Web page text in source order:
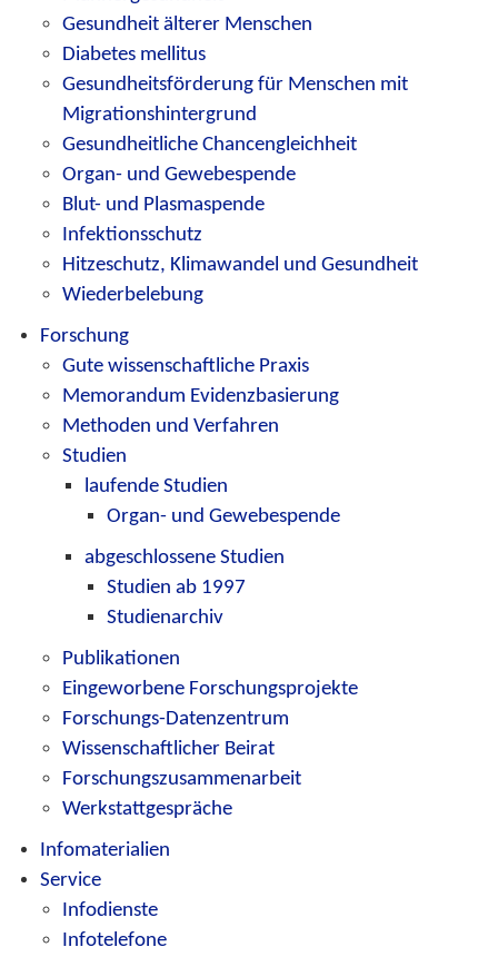
Gesundheit älterer Menschen
Diabetes mellitus
Gesundheitsförderung für Menschen mit
Migrationshintergrund
Gesundheitliche Chancengleichheit
Organ- und Gewebespende
Blut- und Plasmaspende
Infektionsschutz
Hitzeschutz, Klimawandel und Gesundheit
Wiederbelebung
Forschung
Gute wissenschaftliche Praxis
Memorandum Evidenzbasierung
Methoden und Verfahren
Studien
laufende Studien
Organ- und Gewebespende
abgeschlossene Studien
Studien ab 1997
Studienarchiv
Publikationen
Eingeworbene Forschungsprojekte
Forschungs-Datenzentrum
Wissenschaftlicher Beirat
Forschungszusammenarbeit
Werkstattgespräche
Infomaterialien
Service
Infodienste
Infotelefone